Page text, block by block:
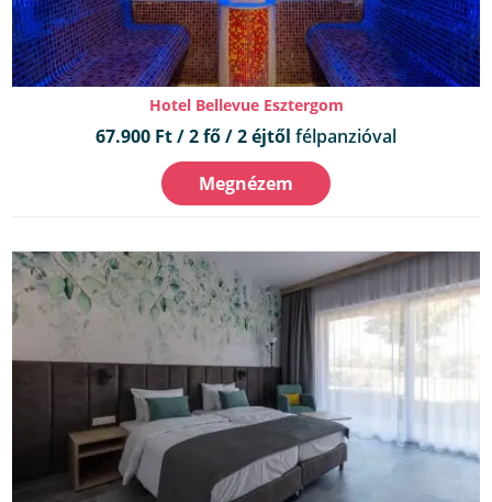
Hotel Bellevue Esztergom
67.900 Ft / 2 fő / 2 éjtől félpanzióval
Megnézem